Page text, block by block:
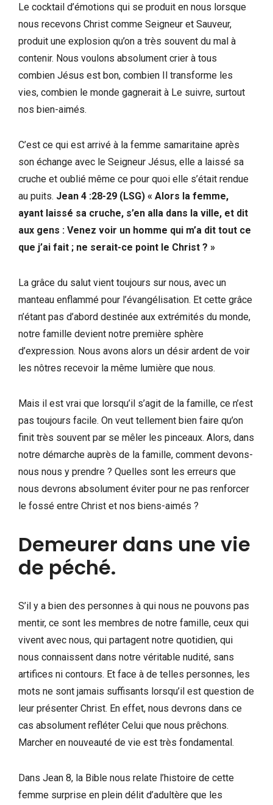
Le cocktail d’émotions qui se produit en nous lorsque
nous recevons Christ comme Seigneur et Sauveur,
produit une explosion qu’on a très souvent du mal à
contenir. Nous voulons absolument crier à tous
combien Jésus est bon, combien Il transforme les
vies, combien le monde gagnerait à Le suivre, surtout
nos bien-aimés.
C’est ce qui est arrivé à la femme samaritaine après
son échange avec le Seigneur Jésus, elle a laissé sa
cruche et oublié même ce pour quoi elle s’était rendue
au puits. Jean 4 :28-29 (LSG) « Alors la femme,
ayant laissé sa cruche, s’en alla dans la ville, et dit
aux gens : Venez voir un homme qui m’a dit tout ce
que j’ai fait ; ne serait-ce point le Christ ? »
La grâce du salut vient toujours sur nous, avec un
manteau enflammé pour l’évangélisation. Et cette grâce
n’étant pas d’abord destinée aux extrémités du monde,
notre famille devient notre première sphère
d’expression. Nous avons alors un désir ardent de voir
les nôtres recevoir la même lumière que nous.
Mais il est vrai que lorsqu’il s’agit de la famille, ce n’est
pas toujours facile. On veut tellement bien faire qu’on
finit très souvent par se mêler les pinceaux. Alors, dans
notre démarche auprès de la famille, comment devons-
nous nous y prendre ? Quelles sont les erreurs que
nous devrons absolument éviter pour ne pas renforcer
le fossé entre Christ et nos biens-aimés ?
Demeurer dans une vie
de péché.
S’il y a bien des personnes à qui nous ne pouvons pas
mentir, ce sont les membres de notre famille, ceux qui
vivent avec nous, qui partagent notre quotidien, qui
nous connaissent dans notre véritable nudité, sans
artifices ni contours. Et face à de telles personnes, les
mots ne sont jamais suffisants lorsqu’il est question de
leur présenter Christ. En effet, nous devrons dans ce
cas absolument refléter Celui que nous prêchons.
Marcher en nouveauté de vie est très fondamental.
Dans Jean 8, la Bible nous relate l’histoire de cette
femme surprise en plein délit d’adultère que les